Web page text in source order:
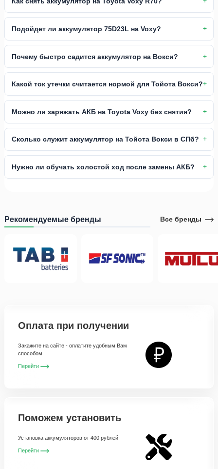
Подойдет ли аккумулятор 75D23L на Voxy?
Почему быстро садится аккумулятор на Вокси?
Какой ток утечки считается нормой для Тойота Вокси?
Можно ли заряжать АКБ на Toyota Voxy без снятия?
Сколько служит аккумулятор на Тойота Вокси в СПб?
Нужно ли обучать холостой ход после замены АКБ?
Рекомендуемые бренды Все бренды
Оплата при получении
Закажите на сайте - оплатите удобным Вам
способом
Перейти
Поможем установить
Установка аккумуляторов от 400 рублей
Перейти